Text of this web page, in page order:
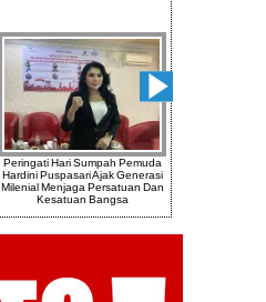
Peringati Hari Sumpah Pemuda
Hardini Puspasari Ajak Generasi
Milenial Menjaga Persatuan Dan
Kesatuan Bangsa